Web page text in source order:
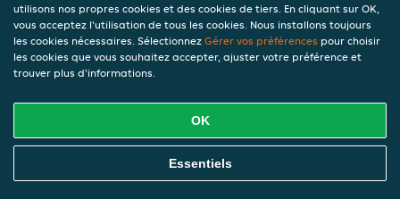
utilisons nos propres cookies et des cookies de tiers. En cliquant sur OK,
vous acceptez l'utilisation de tous les cookies. Nous installons toujours
les cookies nécessaires. Sélectionnez Gérer vos préférences pour choisir
les cookies que vous souhaitez accepter, ajuster votre préférence et
trouver plus d'informations.
OK
Essentiels